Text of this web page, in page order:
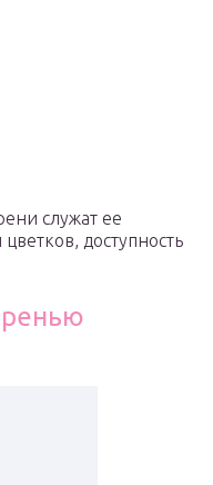
служат ее
доступность